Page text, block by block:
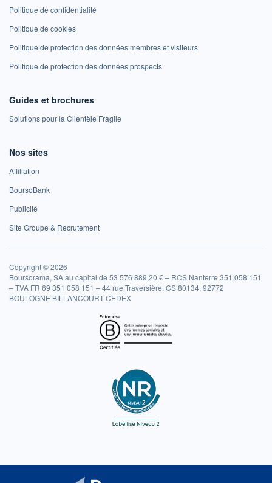
Politique de confidentialité
Politique de cookies
Politique de protection des données membres et visiteurs
Politique de protection des données prospects
Guides et brochures
Solutions pour la Clientèle Fragile
Nos sites
Affiliation
BoursoBank
Publicité
Site Groupe & Recrutement
Copyright © 2026
Boursorama, SA au capital de 53 576 889,20 € – RCS Nanterre 351 058 151
– TVA FR 69 351 058 151 – 44 rue Traversière, CS 80134, 92772
BOULOGNE BILLANCOURT CEDEX